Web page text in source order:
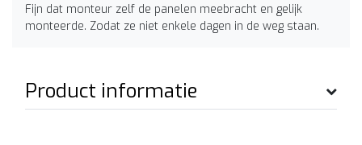
Fijn dat monteur zelf de panelen meebracht en gelijk
monteerde. Zodat ze niet enkele dagen in de weg staan.
Product informatie